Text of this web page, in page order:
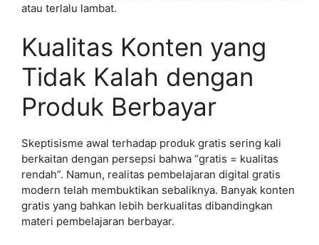
atau terlalu lambat.
Kualitas Konten yang
Tidak Kalah dengan
Produk Berbayar
Skeptisisme awal terhadap produk gratis sering kali
berkaitan dengan persepsi bahwa “gratis = kualitas
rendah”. Namun, realitas pembelajaran digital gratis
modern telah membuktikan sebaliknya. Banyak konten
gratis yang bahkan lebih berkualitas dibandingkan
materi pembelajaran berbayar.